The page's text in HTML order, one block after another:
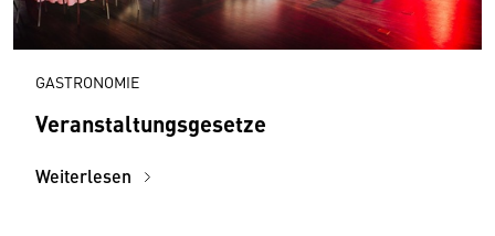
GASTRONOMIE
Veranstaltungsgesetze
Weiterlesen